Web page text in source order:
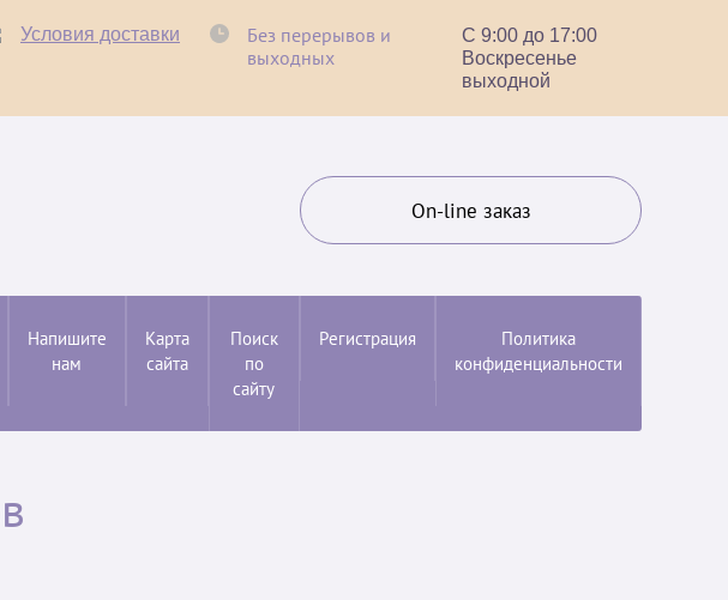
Условия доставки
Без перерывов и
выходных
С 9:00 до 17:00
Воскресенье
выходной
On-line заказ
Напишите
нам
Карта
сайта
Поиск
по
сайту
Регистрация
Политика
конфиденциальности